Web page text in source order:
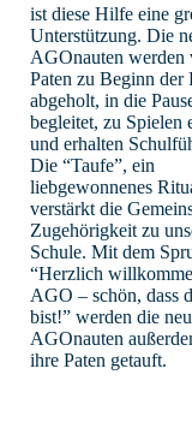
ist diese Hilfe eine
Unterstützung. Die
AGOnauten werden
Paten zu Beginn der
abgeholt, in die
begleitet, zu Spielen
und erhalten
Die “Taufe”, ein
liebgewonnenes
verstärkt die
Zugehörigkeit zu
Schule. Mit dem
“Herzlich
AGO – schön, dass
bist!” werden die
AGOnauten
ihre Paten getauft.